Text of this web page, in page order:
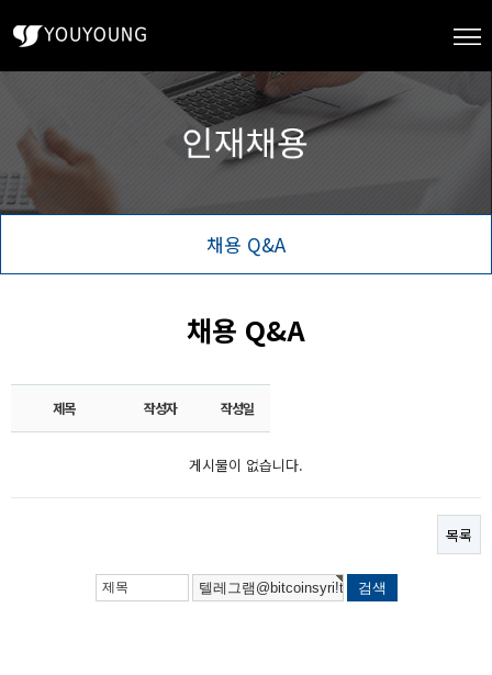
채용 Q&A
채용 Q&A
제목 작성자 작성일
게시물이 없습니다.
목록